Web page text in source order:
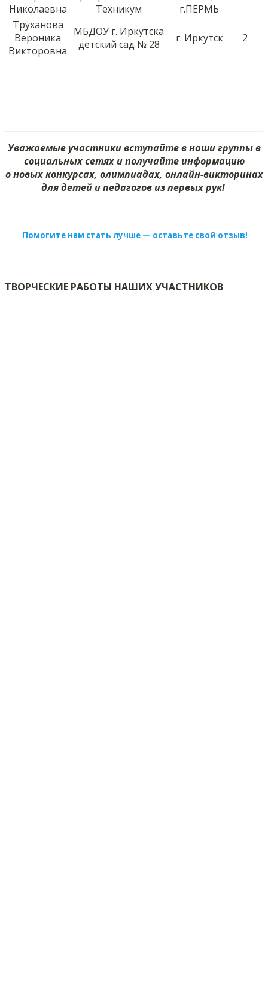
Николаевна
Техникум
г.ПЕРМЬ
Труханова
Вероника
Викторовна
МБДОУ г. Иркутска
детский сад № 28
г. Иркутск 2
Уважаемые участники вступайте в наши группы в
социальных сетях и получайте информацию
о новых конкурсах, олимпиадах, онлайн-викторинах
для детей и педагогов из первых рук!
Помогите нам стать лучше — оставьте свой отзыв!
ТВОРЧЕСКИЕ РАБОТЫ НАШИХ УЧАСТНИКОВ